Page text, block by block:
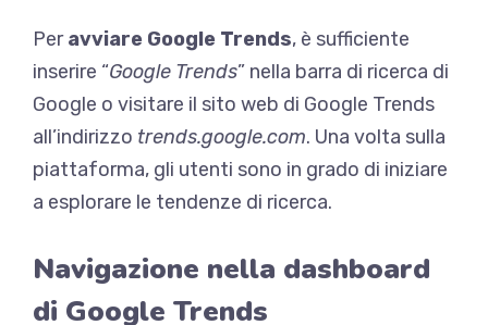
Peravviare Google Trends, è sufficiente
inserire “Google Trends” nella barra di ricerca di
Google o visitare il sito web di Google Trends
all’indirizzo trends.google.com. Una volta sulla
piattaforma, gli utenti sono in grado di iniziare
a esplorare le tendenze di ricerca.
Navigazione nella dashboard
di Google Trends